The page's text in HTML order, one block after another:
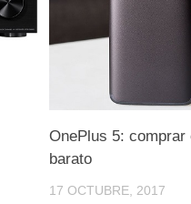
OnePlus 5: comprar
barato
17 OCTUBRE, 2017